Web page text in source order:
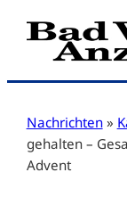
Zum
Inhalt
Nachrichten »
gehalten –
Advent